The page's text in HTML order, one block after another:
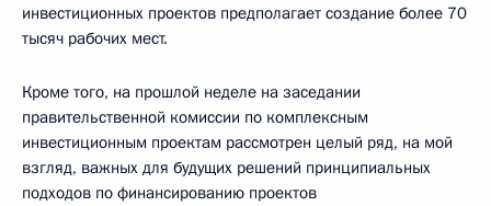
инвестиционных проектов предполагает создание более 70
тысяч рабочих мест.
Кроме того, на прошлой неделе на заседании
правительственной комиссии по комплексным
инвестиционным проектам рассмотрен целый ряд, на мой
взгляд, важных для будущих решений принципиальных
подходов по финансированию проектов